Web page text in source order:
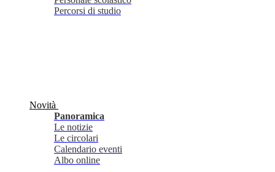
Percorsi di studio
Novità
Panoramica
Le notizie
Le circolari
Calendario eventi
Albo online